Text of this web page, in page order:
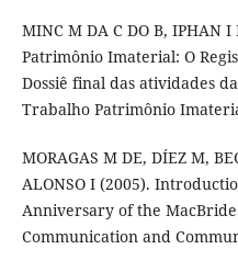
MINC M DA C DO B, IPHAN I
Patrimônio Imaterial: O
Dossiê final das atividades
Trabalho Patrimônio
MORAGAS M DE, DÍEZ M,
ALONSO I (2005).
Anniversary of the
Communication and